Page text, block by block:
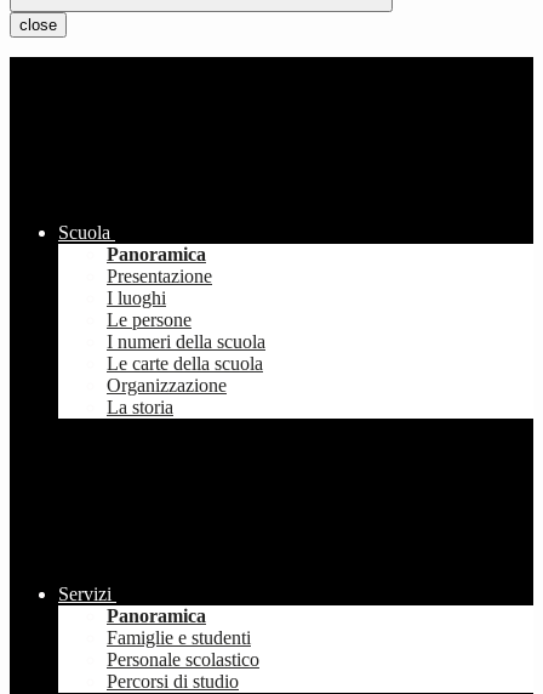
close
Scuola
Panoramica
Presentazione
I luoghi
Le persone
I numeri della scuola
Le carte della scuola
Organizzazione
La storia
Servizi
Panoramica
Famiglie e studenti
Personale scolastico
Percorsi di studio